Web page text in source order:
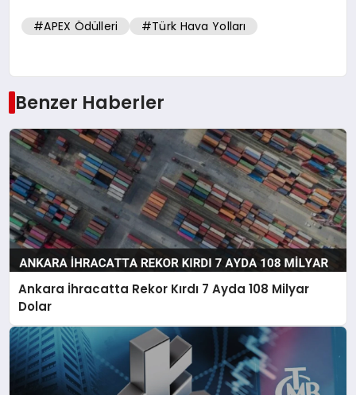
#APEX Ödülleri #Türk Hava Yolları
Benzer Haberler
Ankara İhracatta Rekor Kırdı 7 Ayda 108 Milyar
Dolar